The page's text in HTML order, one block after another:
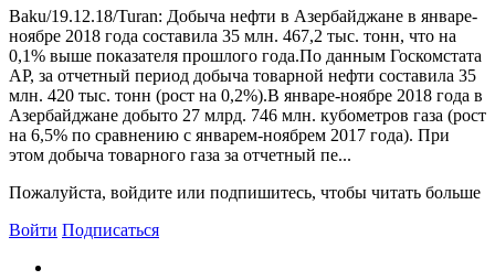
Baku/19.12.18/Turan: Добыча нефти в Азербайджане в январе-
ноябре 2018 года составила 35 млн. 467,2 тыс. тонн, что на
0,1% выше показателя прошлого года.По данным Госкомстата
АР, за отчетный период добыча товарной нефти составила 35
млн. 420 тыс. тонн (рост на 0,2%).B январе-ноябре 2018 года в
Азербайджане добыто 27 млрд. 746 млн. кубометров газа (рост
на 6,5% по сравнению с январем-ноябрем 2017 года). При
этом добыча товарного газа за отчетный пе...
Пожалуйста, войдите или подпишитесь, чтобы читать больше
Войти Подписаться